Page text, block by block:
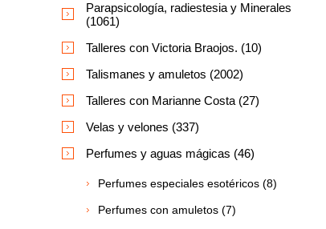
Parapsicología, radiestesia y Minerales
(1061)
Talleres con Victoria Braojos. (10)
Talismanes y amuletos (2002)
Talleres con Marianne Costa (27)
Velas y velones (337)
Perfumes y aguas mágicas (46)
Perfumes especiales esotéricos (8)
Perfumes con amuletos (7)